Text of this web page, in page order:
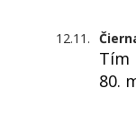
12.11.
Tím
80.